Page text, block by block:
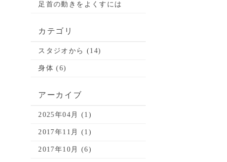
足首の動きをよくすには
カテゴリ
スタジオから (14)
身体 (6)
アーカイブ
2025年04月 (1)
2017年11月 (1)
2017年10月 (6)